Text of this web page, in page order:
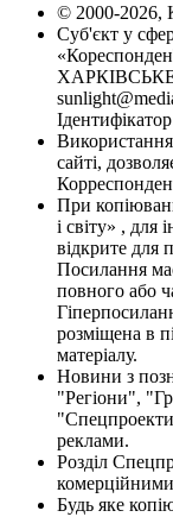
© 2000-2026,
Суб'єкт у
ХАРКІВСЬКЕ
Використання
сайті,
При
і світу» , для
відкрите для
Посилання
повного або
розміщена в
матеріалу.
Новини з
"Регіони",
реклами.
Розділ
Будь яке